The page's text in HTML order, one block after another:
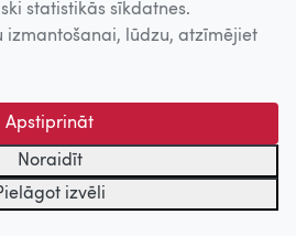
Uz augšu
Kultūras informācijas sistēmu
Latvijas Valsts
statistikās sīkdatnes.
izmantošanai, lūdzu, atzīmējiet
Apstiprināt
Noraidīt
izvēli